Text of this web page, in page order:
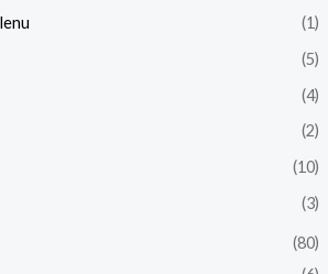
(1)
(5)
(4)
(2)
(10)
(3)
(80)